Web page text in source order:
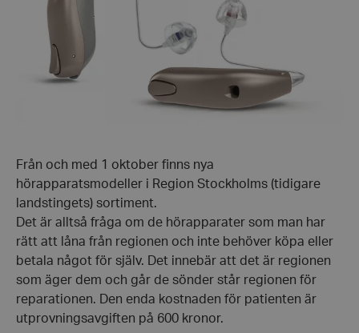
Från och med 1 oktober finns nya
hörapparatsmodeller i Region Stockholms (tidigare
landstingets) sortiment.
Det är alltså fråga om de hörapparater som man har
rätt att låna från regionen och inte behöver köpa eller
betala något för själv. Det innebär att det är regionen
som äger dem och går de sönder står regionen för
reparationen. Den enda kostnaden för patienten är
utprovningsavgiften på 600 kronor.